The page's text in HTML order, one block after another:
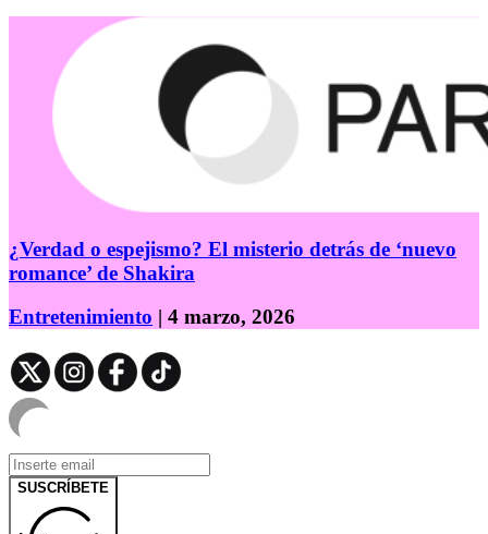
¿Verdad o espejismo? El misterio detrás de ‘nuevo
romance’ de Shakira
Entretenimiento | 4 marzo, 2026
SUSCRÍBETE